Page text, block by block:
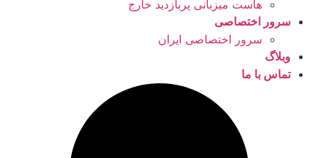
هاست میزبانی پربازدید خارج
سرور اختصاصی
سرور اختصاصی ایران
وبلاگ
تماس با ما